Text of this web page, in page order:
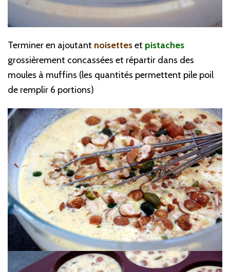
Terminer en ajoutant noisetteset pistaches
grossièrement concassées et répartir dans des
moules à muffins (les quantités permettent pile poil
de remplir 6 portions)